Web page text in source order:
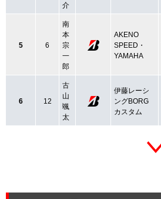
介
5 6
南
本
宗
一
郎
AKENO
SPEED・
YAMAHA
6 12
古
山
颯
太
伊藤レーシ
ングBORG
カスタム